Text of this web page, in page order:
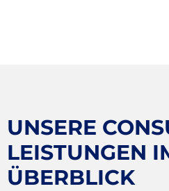
UNSERE
LEISTUNGEN
ÜBERBLICK